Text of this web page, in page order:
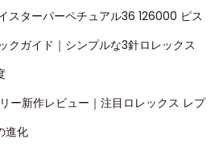
スターパーペチュアル36 126000 ピス
クガイド｜シンプルな3針ロレックス
ー新作レビュー｜注目ロレックス レプ
進化